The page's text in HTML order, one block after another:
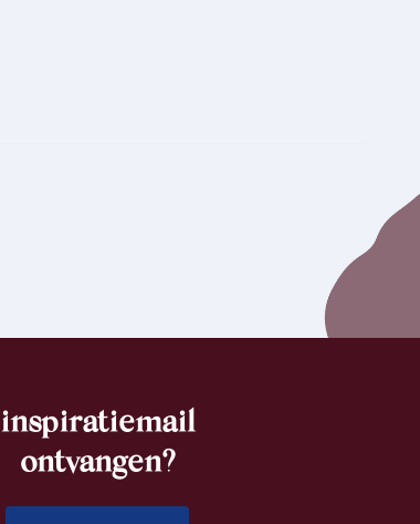
inspiratiemail
ontvangen?